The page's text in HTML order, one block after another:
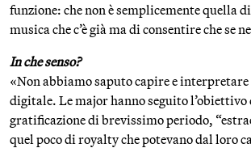
funzione: che non è semplicemente quella
musica che c’è già ma di consentire che se
In che senso?
«Non abbiamo saputo capire e
digitale. Le major hanno seguito l’obiettivo
gratificazione di brevissimo periodo,
quel poco di royalty che potevano dal loro